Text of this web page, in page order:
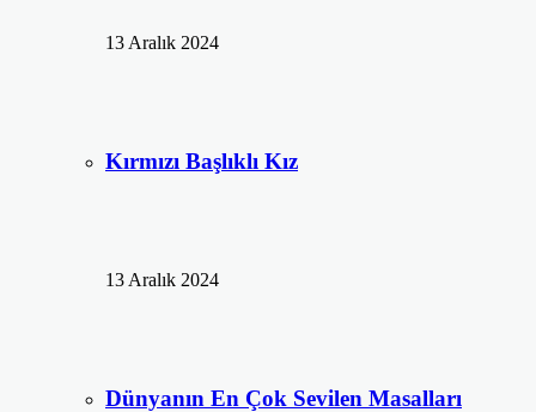
13 Aralık 2024
Kırmızı Başlıklı Kız
13 Aralık 2024
Dünyanın En Çok Sevilen Masalları